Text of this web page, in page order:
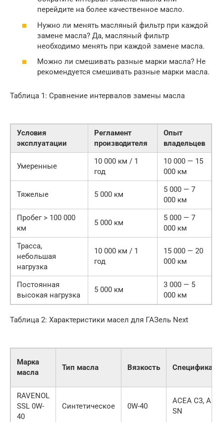
перейдите на более качественное масло.
Нужно ли менять масляный фильтр при каждой
замене масла? Да, масляный фильтр
необходимо менять при каждой замене масла.
Можно ли смешивать разные марки масла? Не
рекомендуется смешивать разные марки масла.
Таблица 1: Сравнение интервалов замены масла
Условия
эксплуатации
Регламент
производителя
Опыт
владельцев
Умеренные
10 000 км / 1
год
10 000 — 15
000 км
Тяжелые 5 000 км
5 000 — 7
000 км
Пробег > 100 000
км
5 000 км
5 000 — 7
000 км
Трасса,
небольшая
нагрузка
10 000 км / 1
год
15 000 — 20
000 км
Постоянная
высокая нагрузка
5 000 км
3 000 — 5
000 км
Таблица 2: Характеристики масел для ГАЗель Next
Марка
масла
Тип масла Вязкость
RAVENOL
SSL 0W-
40
Синтетическое 0W-40
ACEA C3, API
SN